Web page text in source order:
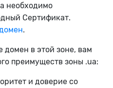
необходимо
Сертификат.
.
домен в этой зоне, вам
преимуществ зоны .ua:
и доверие со